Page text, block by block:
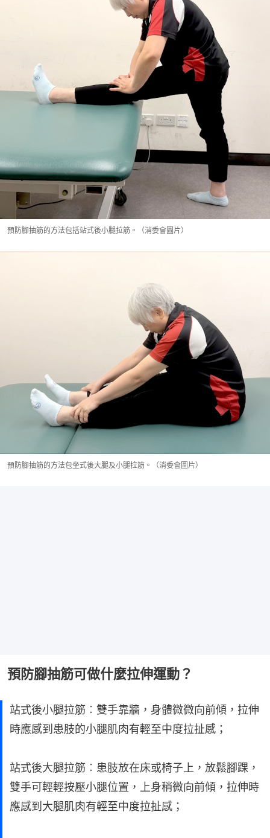
預防腳抽筋的方法包括站式後小腿拉筋。（消委會圖片）
預防腳抽筋的方法包坐式後大腿及小腿拉筋。（消委會圖片）
預防腳抽筋可做什麼拉伸運動？
站式後小腿拉筋︰雙手靠牆，身體微微向前傾，拉伸
時應感到患肢的小腿肌肉有輕至中度拉扯感；
站式後大腿拉筋︰患肢放在床或椅子上，放鬆腳踝，
雙手可輕輕按壓小腿位置，上身稍微向前傾，拉伸時
應感到大腿肌肉有輕至中度拉扯感；